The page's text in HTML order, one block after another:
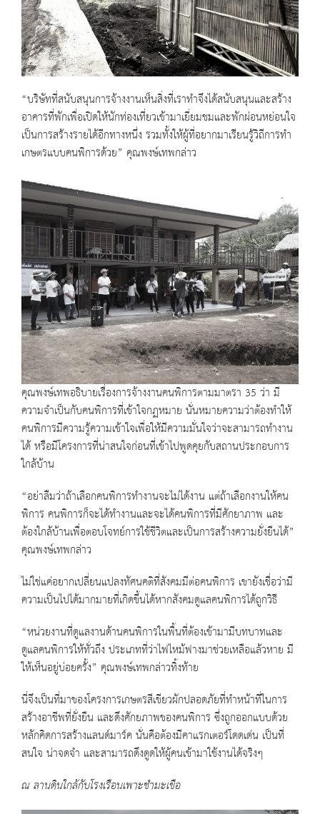
“บริษัทที่สนับสนุนการจ้างงานเห็นสิ่งที่เราทำจึงได้สนับสนุนและสร้าง
อาคารที่พักเพื่อเปิดให้นักท่องเที่ยวเข้ามาเยี่ยมชมและพักผ่อนหย่อนใจ
เป็นการสร้างรายได้อีกทางหนึ่ง รวมทั้งให้ผู้ที่อยากมาเรียนรู้วิถีการทำ
เกษตรแบบคนพิการด้วย” คุณพงษ์เทพกล่าว
คุณพงษ์เทพอธิบายเรื่องการจ้างงานคนพิการตามมาตรา 35 ว่า มี
ความจำเป็นกับคนพิการที่เข้าใจกฏหมาย นั่นหมายความว่าต้องทำให้
คนพิการมีความรู้ความเข้าใจเพื่อให้มีความมั่นใจว่าจะสามารถทำงาน
ได้ หรือมีโครงการที่น่าสนใจก่อนที่เข้าไปพูดคุยกับสถานประกอบการ
ใกล้บ้าน
“อย่าลืมว่าถ้าเลือกคนพิการทำงานจะไม่ได้งาน แต่ถ้าเลือกงานให้คน
พิการ คนพิการก็จะได้ทำงานและจะได้คนพิการที่มีศักยาภาพ และ
ต้องใกล้บ้านเพื่อตอบโจทย์การใช้ชีวิตและเป็นการสร้างความยั่งยืนได้”
คุณพงษ์เทพกล่าว
ไม่ใช่แค่อยากเปลี่ยนแปลงทัศนคติที่สังคมมีต่อคนพิการ เขายังเชื่อว่ามี
ความเป็นไปได้มากมายที่เกิดขึ้นได้หากสังคมดูแลคนพิการได้ถูกวิธี
“หน่วยงานที่ดูแลงานด้านคนพิการในพื้นที่ต้องเข้ามามีบทบาทและ
ดูแลคนพิการให้ทั่วถึง ประเภทที่ว่าไฟไหม้ฟางมาช่วยเหลือแล้วหาย มี
ให้เห็นอยู่บ่อยครั้ง” คุณพงษ์เทพกล่าวทิ้งท้าย
นี่จึงเป็นที่มาของโครงการเกษตรสีเขียวผักปลอดภัยที่ทำหน้าที่ในการ
สร้างอาชีพที่ยั่งยืน และดึงศักยภาพของคนพิการ ซึ่งถูกออกแบบด้วย
หลักคิดการสร้างแลนด์มาร์ค นั่นคือต้องมีคาแรกเตอร์โดดเด่น เป็นที่
สนใจ น่าจดจำ และสามารถดึงดูดให้ผู้คนเข้ามาใช้งานได้จริงๆ
ณ ลานดินใกล้กับโรงเรือนเพาะชำมะเขือ